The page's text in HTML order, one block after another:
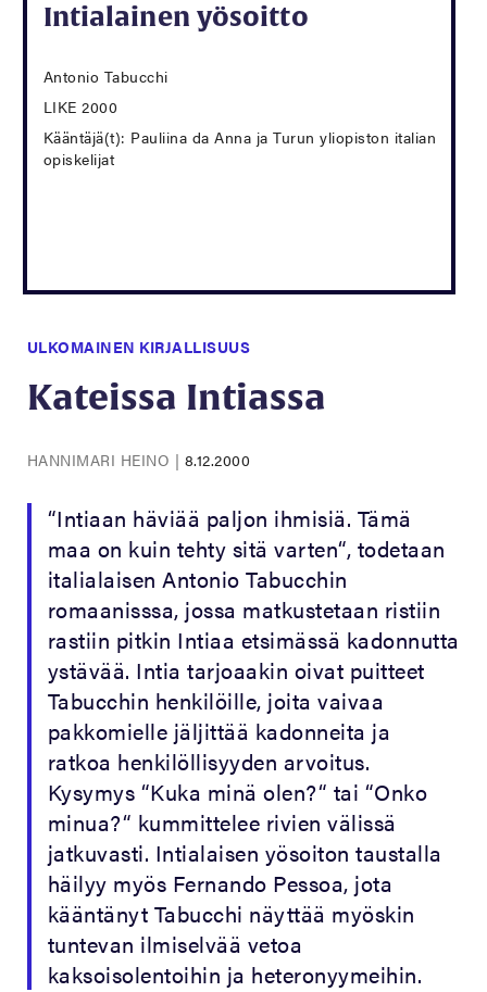
Intialainen yösoitto
Antonio Tabucchi
LIKE 2000
Kääntäjä(t): Pauliina da Anna ja Turun yliopiston italian
opiskelijat
ULKOMAINEN KIRJALLISUUS
Kateissa Intiassa
HANNIMARI HEINO | 8.12.2000
“Intiaan häviää paljon ihmisiä. Tämä
maa on kuin tehty sitä varten“, todetaan
italialaisen Antonio Tabucchin
romaanisssa, jossa matkustetaan ristiin
rastiin pitkin Intiaa etsimässä kadonnutta
ystävää. Intia tarjoaakin oivat puitteet
Tabucchin henkilöille, joita vaivaa
pakkomielle jäljittää kadonneita ja
ratkoa henkilöllisyyden arvoitus.
Kysymys “Kuka minä olen?“ tai “Onko
minua?“ kummittelee rivien välissä
jatkuvasti. Intialaisen yösoiton taustalla
häilyy myös Fernando Pessoa, jota
kääntänyt Tabucchi näyttää myöskin
tuntevan ilmiselvää vetoa
kaksoisolentoihin ja heteronyymeihin.